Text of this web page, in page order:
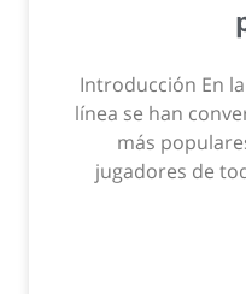
Introducción En
línea se han
más
jugadores de